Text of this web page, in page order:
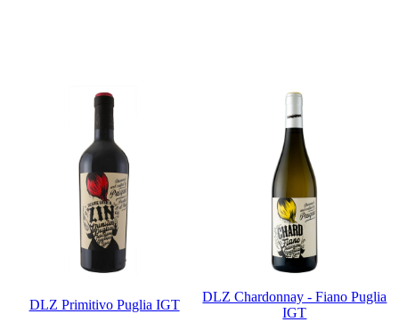
DLZ Primitivo Puglia IGT
DLZ Chardonnay - Fiano Puglia
IGT